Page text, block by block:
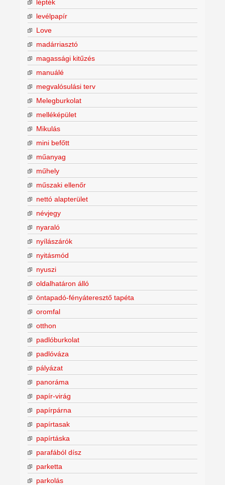
lépték
levélpapír
Love
madárriasztó
magassági kitűzés
manuálé
megvalósulási terv
Melegburkolat
melléképület
Mikulás
mini befőtt
műanyag
műhely
műszaki ellenőr
nettó alapterület
névjegy
nyaraló
nyílászárók
nyitásmód
nyuszi
oldalhatáron álló
öntapadó-fényáteresztő tapéta
oromfal
otthon
padlóburkolat
padlóváza
pályázat
panoráma
papír-virág
papírpárna
papírtasak
papírtáska
parafából dísz
parketta
parkolás